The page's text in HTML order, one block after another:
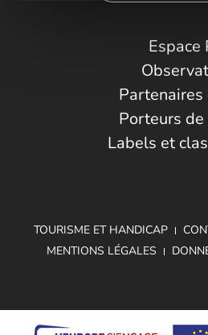
Espace
Partenaires
Porteurs
Labels et
TOURISME ET HANDICAP
MENTIONS LÉGALES